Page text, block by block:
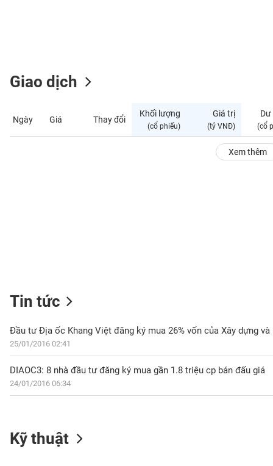
Giao dịch
Ngày Giá Thay đổi
Khối lượng
(cổ phiếu)
Giá trị
(tỷ VNĐ)
Dư
(cổ
Xem thêm
Tin tức
Đầu tư Địa ốc Khang Việt đăng ký mua 26% vốn của Xây dựng
25/01/2016 02:41
DIAOC3: 8 nhà đầu tư đăng ký mua gần 1.8 triệu cp bán đấu giá
24/01/2016 06:34
Kỹ thuật
CÁ
NHÂN
DOANH
NGHIỆP
PHIẾU